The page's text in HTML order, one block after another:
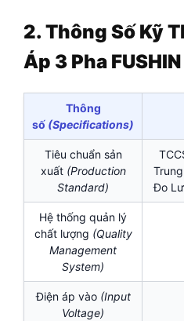
2. Thông Số Kỹ
Áp 3 Pha
Thông
số (Specifications)
Tiêu chuẩn sản
xuất (Production
Standard)
Đo
Hệ thống quản lý
chất lượng (Quality
Management
System)
Điện áp vào (Input
Voltage)